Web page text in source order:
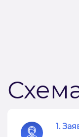
1.